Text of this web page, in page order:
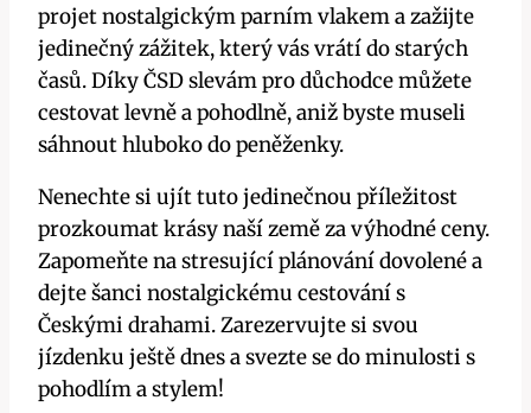
projet nostalgickým parním vlakem a zažijte
jedinečný zážitek, který vás vrátí do starých
časů. Díky ČSD slevám pro důchodce můžete
cestovat levně a pohodlně, aniž byste museli
sáhnout hluboko do peněženky.
Nenechte si ujít tuto jedinečnou příležitost
prozkoumat krásy naší země za výhodné ceny.
Zapomeňte na stresující plánování dovolené a
dejte šanci nostalgickému cestování s
Českými drahami. Zarezervujte si svou
jízdenku ještě dnes a svezte se do minulosti s
pohodlím a stylem!